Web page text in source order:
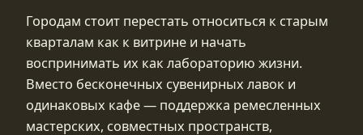
Городам стоит перестать относиться к старым
кварталам как к витрине и начать
воспринимать их как лабораторию жизни.
Вместо бесконечных сувенирных лавок и
одинаковых кафе — поддержка ремесленных
мастерских, совместных пространств,